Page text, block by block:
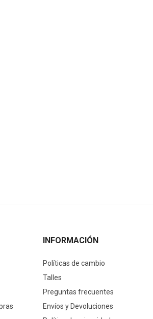
INFORMACIÓN
Políticas de cambio
Talles
Preguntas frecuentes
Envíos y Devoluciones